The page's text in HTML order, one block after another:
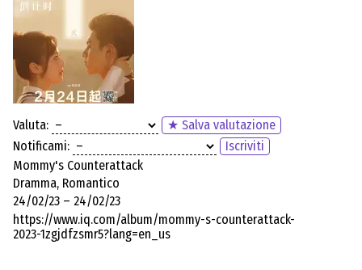
Valuta:
★ Salva valutazione
Notificami:
Iscriviti
Mommy's Counterattack
Dramma, Romantico
24/02/23 – 24/02/23
https://www.iq.com/album/mommy-s-counterattack-
2023-1zgjdfzsmr5?lang=en_us